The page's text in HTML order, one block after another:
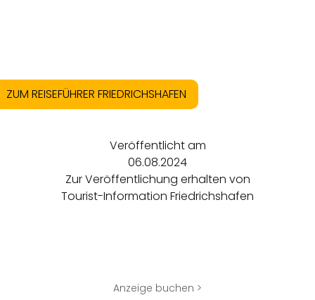
ZUM REISEFÜHRER FRIEDRICHSHAFEN
Veröffentlicht am
06.08.2024
Zur Veröffentlichung erhalten von
Tourist-Information Friedrichshafen
Anzeige buchen >